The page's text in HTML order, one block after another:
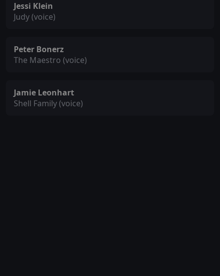
Jessi Klein
Judy (voice)
Peter Bonerz
The Maestro (voice)
Jamie Leonhart
Shell Family (voice)